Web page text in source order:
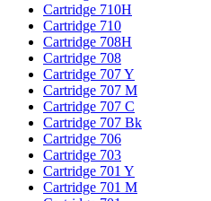
Cartridge 710H
Cartridge 710
Cartridge 708H
Cartridge 708
Cartridge 707 Y
Cartridge 707 M
Cartridge 707 C
Cartridge 707 Bk
Cartridge 706
Cartridge 703
Cartridge 701 Y
Cartridge 701 M